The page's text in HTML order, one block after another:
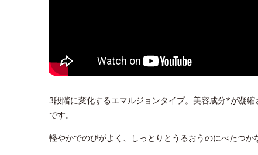
3段階に変化するエマルジョンタイプ。美容成分*が凝
です。
軽やかでのびがよく、しっとりとうるおうのにべたつか